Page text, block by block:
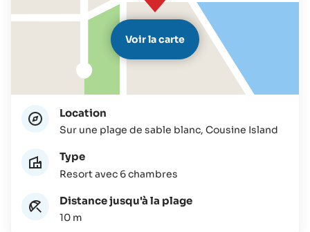
Voir la carte
Location
Sur une plage de sable blanc, Cousine Island
Type
Resort avec 6 chambres
Distance jusqu'à la plage
10 m